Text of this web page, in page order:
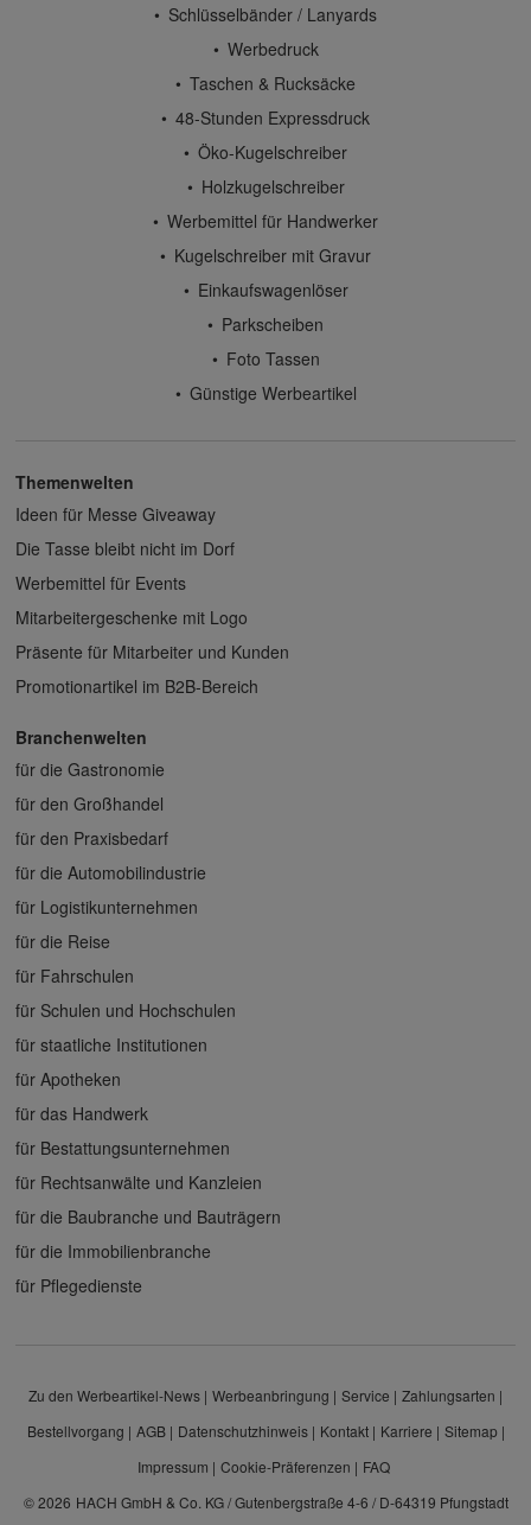
Schlüsselbänder / Lanyards
Werbedruck
Taschen & Rucksäcke
48-Stunden Expressdruck
Öko-Kugelschreiber
Holzkugelschreiber
Werbemittel für Handwerker
Kugelschreiber mit Gravur
Einkaufswagenlöser
Parkscheiben
Foto Tassen
Günstige Werbeartikel
Themenwelten
Ideen für Messe Giveaway
Die Tasse bleibt nicht im Dorf
Werbemittel für Events
Mitarbeitergeschenke mit Logo
Präsente für Mitarbeiter und Kunden
Promotionartikel im B2B-Bereich
Branchenwelten
für die Gastronomie
für den Großhandel
für den Praxisbedarf
für die Automobilindustrie
für Logistikunternehmen
für die Reise
für Fahrschulen
für Schulen und Hochschulen
für staatliche Institutionen
für Apotheken
für das Handwerk
für Bestattungsunternehmen
für Rechtsanwälte und Kanzleien
für die Baubranche und Bauträgern
für die Immobilienbranche
für Pflegedienste
Zu den Werbeartikel-News Werbeanbringung Service
Zahlungsarten
Bestellvorgang
AGB Datenschutzhinweis Kontakt Karriere
Sitemap
Impressum
Cookie-Präferenzen
FAQ
© 2026 HACH GmbH & Co. KG / Gutenbergstraße 4-6 / D-64319 Pfungstadt